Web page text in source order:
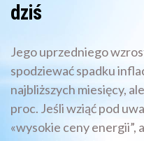
dziś
Jego uprzedniego
spodziewać spadku
najbliższych miesięcy,
proc. Jeśli wziąć pod
«wysokie ceny energii”,